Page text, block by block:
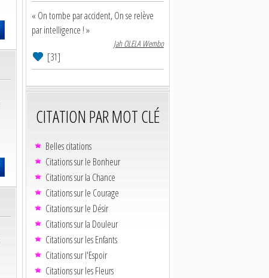
« On tombe par accident, On se relève
par intelligence ! »
Jah OLELA Wembo
[31]
CITATION PAR MOT CLÉ
Belles citations
Citations sur le Bonheur
Citations sur la Chance
Citations sur le Courage
Citations sur le Désir
Citations sur la Douleur
Citations sur les Enfants
Citations sur l'Espoir
Citations sur les Fleurs